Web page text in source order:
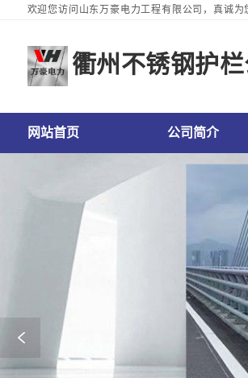
欢迎您访问山东万豪电力工程有限公司，真诚为
衢州不锈钢护栏
司网站首页衢州不锈钢护栏公司公司简介衢州不锈